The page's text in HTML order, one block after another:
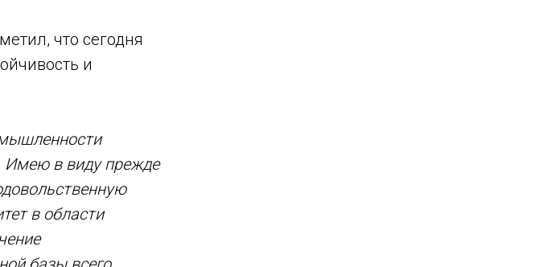
что сегодня
и
Имею в виду прежде
в области